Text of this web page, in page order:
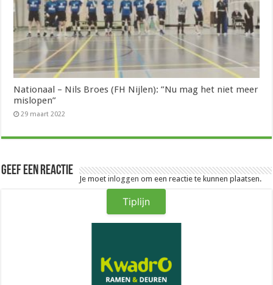
Nationaal – Nils Broes (FH Nijlen): ”Nu mag het niet meer
mislopen”
29 maart 2022
Geef een reactie
Je moetinloggen om een reactie te kunnen plaatsen.
Tiplijn